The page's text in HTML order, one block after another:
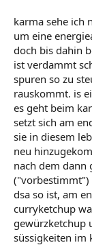
karma sehe ich
um eine
doch bis dahin
ist verdammt
spuren so zu
rauskommt. is
es geht beim
setzt sich am
sie in diesem
neu
nach dem dann
("vorbestimmt")
dsa so ist, am
curryketchup
gewürzketchup
süssigkeiten im